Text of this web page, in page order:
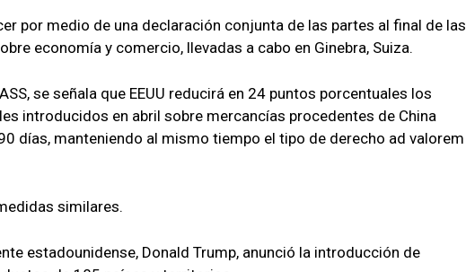
por medio de una declaración conjunta de las partes al final de las
economía y comercio, llevadas a cabo en Ginebra, Suiza.
se señala que EEUU reducirá en 24 puntos porcentuales los
introducidos en abril sobre mercancías procedentes de China
días, manteniendo al mismo tiempo el tipo de derecho ad valorem
similares.
estadounidense, Donald Trump, anunció la introducción de